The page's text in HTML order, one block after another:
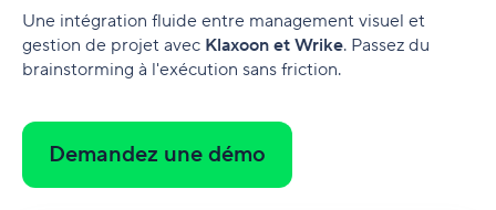
Une intégration fluide entre management visuel et
gestion de projet avec Klaxoon et Wrike. Passez du
brainstorming à l'exécution sans friction.
Demandez une démo